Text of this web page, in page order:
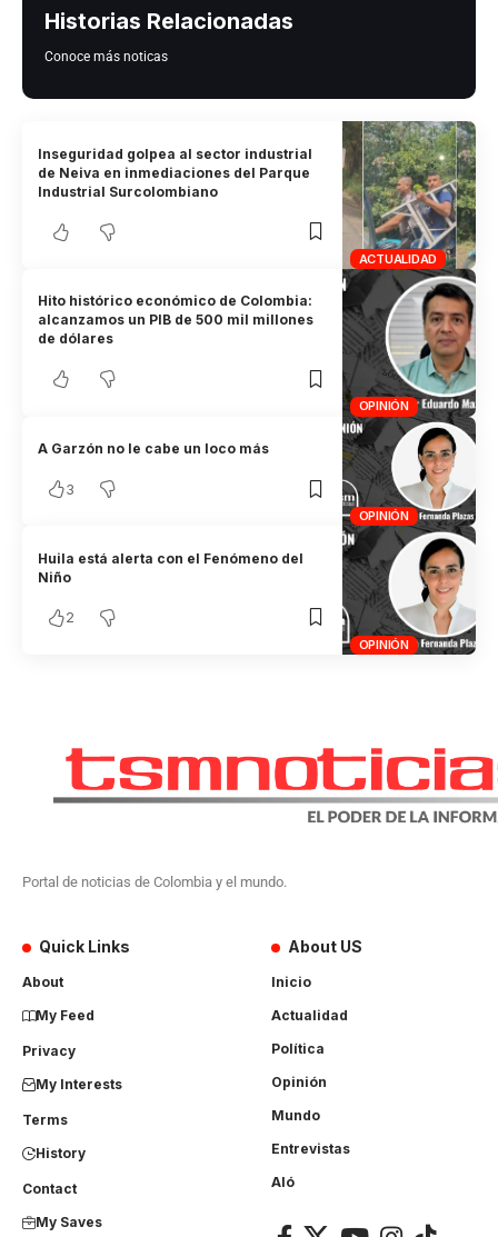
Historias Relacionadas
Conoce más noticas
ACTUALIDAD
Inseguridad golpea al sector industrial
de Neiva en inmediaciones del Parque
Industrial Surcolombiano
OPINIÓN
Hito histórico económico de Colombia:
alcanzamos un PIB de 500 mil millones
de dólares
OPINIÓN
A Garzón no le cabe un loco más
3
OPINIÓN
Huila está alerta con el Fenómeno del
Niño
2
Portal de noticias de Colombia y el mundo.
Quick Links
About
My Feed
Privacy
My Interests
Terms
History
Contact
My Saves
About US
Inicio
Actualidad
Política
Opinión
Mundo
Entrevistas
Aló